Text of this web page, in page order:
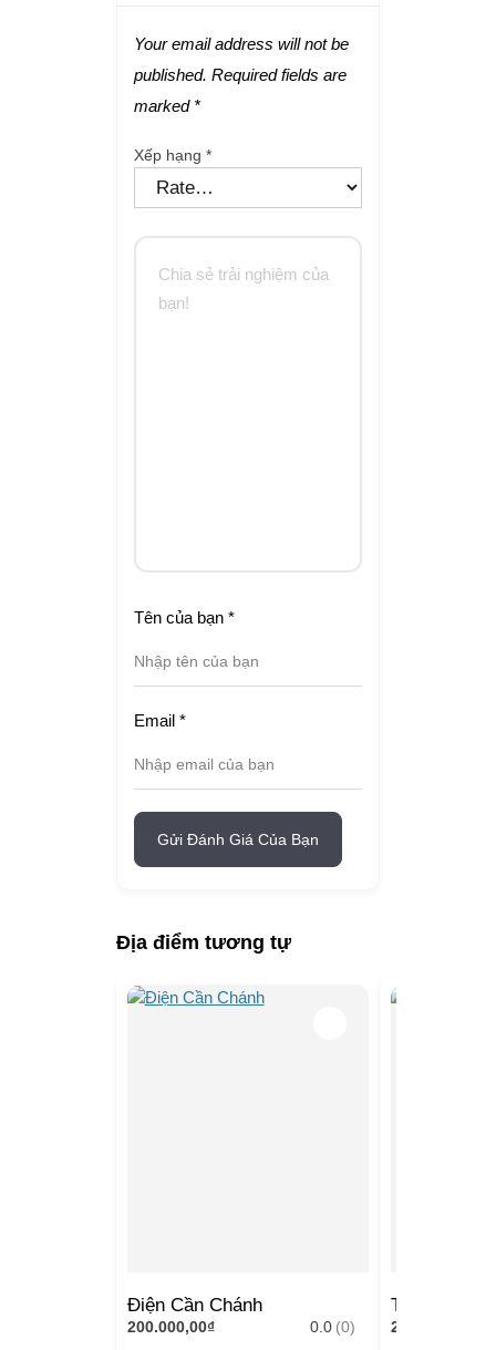
Your email address will not be
published. Required fields are
marked *
Xếp hạng *
Tên của bạn *
Email *
Gửi Đánh Giá Của Bạn
Địa điểm tương tự
Điện Cần Chánh
200.000,00₫ 0.0 (0)
Tả Vu và
200.000,00₫